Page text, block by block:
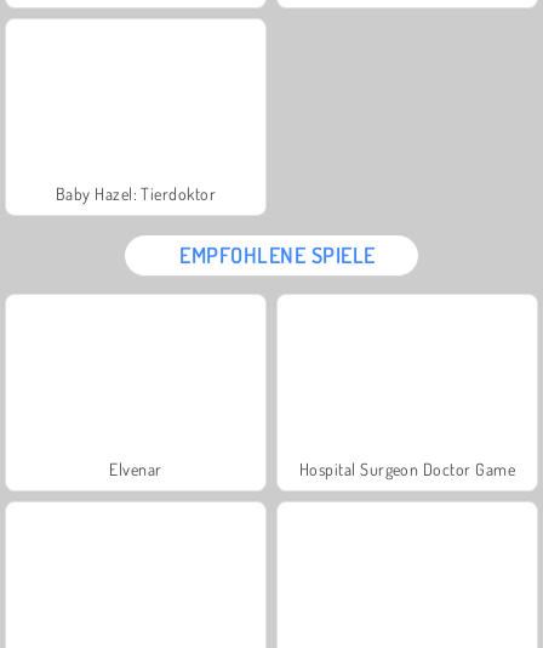
Baby Hazel: Tierdoktor
EMPFOHLENE SPIELE
Elvenar Hospital Surgeon Doctor Game